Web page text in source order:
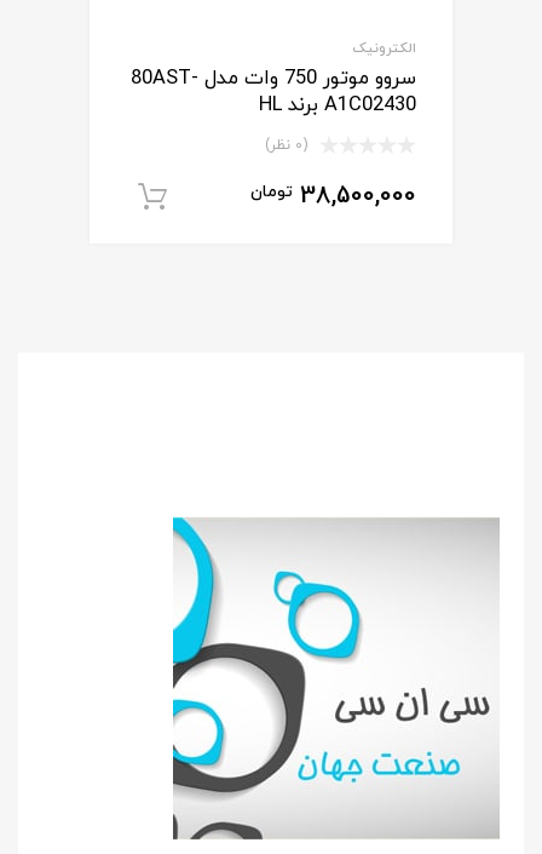
الکترونیک
سروو موتور 750 وات مدل 80AST-
A1C02430 برند HL
(0 نظر)
38,500,000 تومان